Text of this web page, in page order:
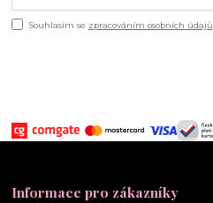
Souhlasím se zpracováním osobních údajů
Informace pro zákazníky